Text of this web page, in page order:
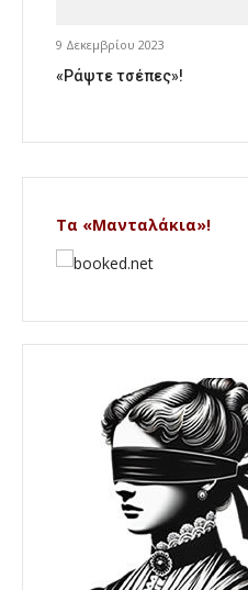
9 Δεκεμβρίου 2023
«Ράψτε τσέπες»!
Τα «Μανταλάκια»!